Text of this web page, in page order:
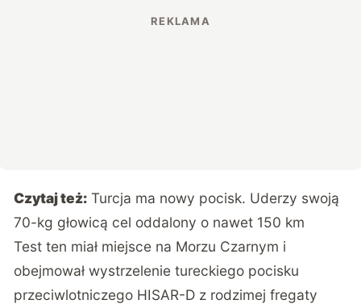
Czytaj też: Turcja ma nowy pocisk. Uderzy swoją
70-kg głowicą cel oddalony o nawet 150 km
Test ten miał miejsce na Morzu Czarnym i
obejmował wystrzelenie tureckiego pocisku
przeciwlotniczego HISAR-D z rodzimej fregaty